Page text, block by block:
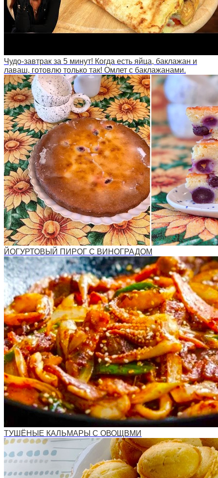
Чудо-завтрак за 5 минут! Когда есть яйца, баклажан и
лаваш, готовлю только так! Омлет с баклажанами.
ЙОГУРТОВЫЙ ПИРОГ С ВИНОГРАДОМ
ТУШЁНЫЕ КАЛЬМАРЫ С ОВОЩВМИ